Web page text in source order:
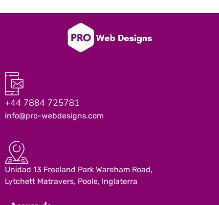
+44 7884 725781
info@pro-webdesigns.com
Unidad 13 Freeland Park Wareham Road,
Lytchett Matravers, Poole, Inglaterra